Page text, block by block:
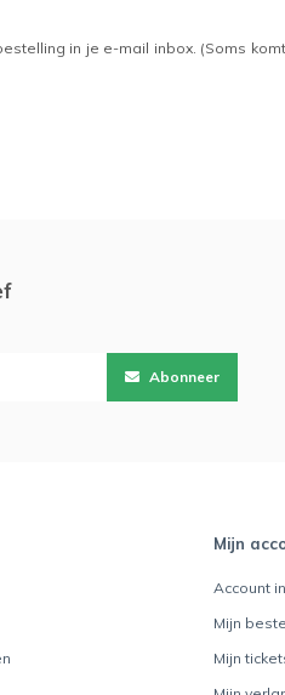
in je e-mail inbox. (Soms
Abonneer
Mijn
Account
Mijn
Mijn